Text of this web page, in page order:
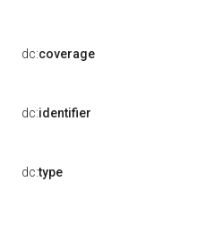
dc:coverage
dc:identifier
dc:type